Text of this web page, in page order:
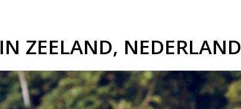
IN ZEELAND, NEDERLAND